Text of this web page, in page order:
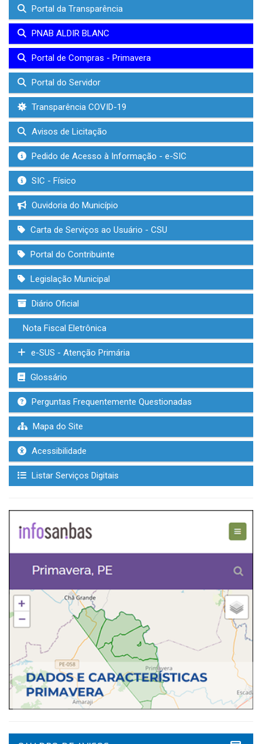
Portal da Transparência
PNAB ALDIR BLANC
Portal de Compras - Primavera
Portal do Servidor
Transparência COVID-19
Avisos de Licitação
Pedido de Acesso à Informação - e-SIC
SIC - Físico
Ouvidoria do Município
Carta de Serviços ao Usuário - CSU
Portal do Contribuinte
Legislação Municipal
Diário Oficial
Nota Fiscal Eletrônica
e-SUS - Atenção Primária
Glossário
Perguntas Frequentemente Questionadas
Mapa do Site
Acessibilidade
Listar Serviços Digitais